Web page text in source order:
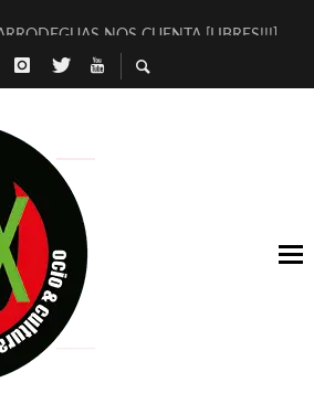
NOS CUENTA [LIBRES!!!]
GUAPES] DE SANDRA MONFORT
DEL DIRECTOR TEATRAL CLAUDIO
NADA) DE LA KATARSIS DEL TOMATAZO
JUDÍAS EN #EXVITA
REINVENTAN [BITÁCORA 3.0] EN EXVITA
PRESENTA EN EXVITA [RELATIVA
EN EXVITA INTERPRETANDO A SERRAT